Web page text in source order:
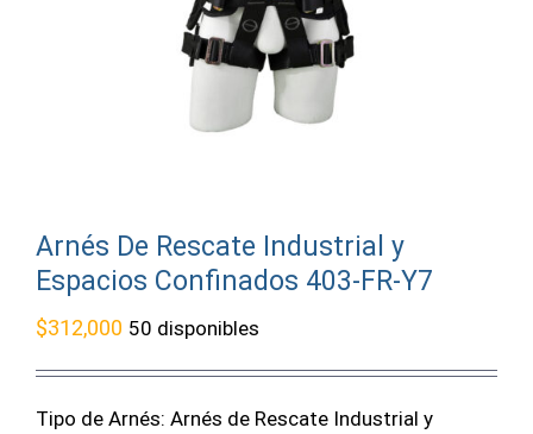
Arnés De Rescate Industrial y
Espacios Confinados 403-FR-Y7
$312,000 50 disponibles
Tipo de Arnés: Arnés de Rescate Industrial y